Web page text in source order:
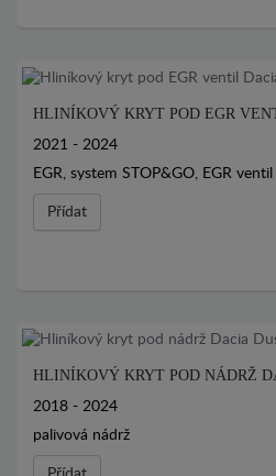
HLINÍKOVÝ KRYT POD EGR
2021 - 2024
EGR, system STOP&GO, EGR ventil
Přídat
HLINÍKOVÝ KRYT POD NÁDRŽ
2018 - 2024
palivová nádrž